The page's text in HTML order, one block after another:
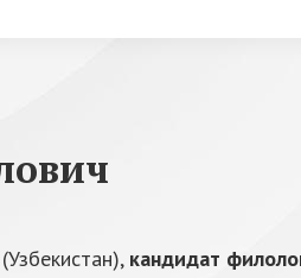
кандидат